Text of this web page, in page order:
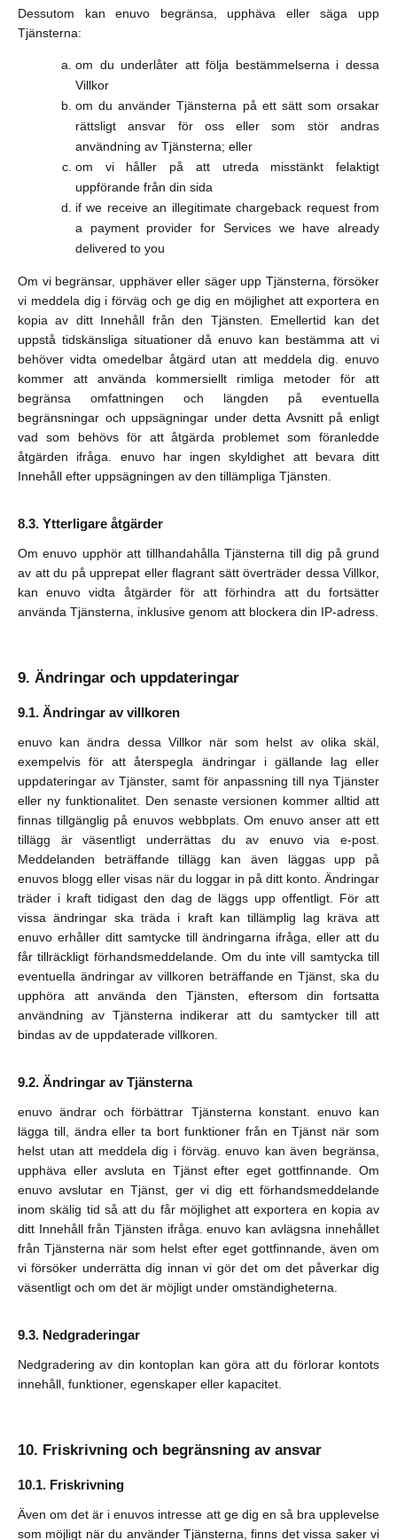
Dessutom kan enuvo begränsa, upphäva eller säga upp
Tjänsterna:
om du underlåter att följa bestämmelserna i dessa
Villkor
om du använder Tjänsterna på ett sätt som orsakar
rättsligt ansvar för oss eller som stör andras
användning av Tjänsterna; eller
om vi håller på att utreda misstänkt felaktigt
uppförande från din sida
if we receive an illegitimate chargeback request from
a payment provider for Services we have already
delivered to you
Om vi begränsar, upphäver eller säger upp Tjänsterna, försöker
vi meddela dig i förväg och ge dig en möjlighet att exportera en
kopia av ditt Innehåll från den Tjänsten. Emellertid kan det
uppstå tidskänsliga situationer då enuvo kan bestämma att vi
behöver vidta omedelbar åtgärd utan att meddela dig. enuvo
kommer att använda kommersiellt rimliga metoder för att
begränsa omfattningen och längden på eventuella
begränsningar och uppsägningar under detta Avsnitt på enligt
vad som behövs för att åtgärda problemet som föranledde
åtgärden ifråga. enuvo har ingen skyldighet att bevara ditt
Innehåll efter uppsägningen av den tillämpliga Tjänsten.
Ytterligare åtgärder
Om enuvo upphör att tillhandahålla Tjänsterna till dig på grund
av att du på upprepat eller flagrant sätt överträder dessa Villkor,
kan enuvo vidta åtgärder för att förhindra att du fortsätter
använda Tjänsterna, inklusive genom att blockera din IP-adress.
Ändringar och uppdateringar
Ändringar av villkoren
enuvo kan ändra dessa Villkor när som helst av olika skäl,
exempelvis för att återspegla ändringar i gällande lag eller
uppdateringar av Tjänster, samt för anpassning till nya Tjänster
eller ny funktionalitet. Den senaste versionen kommer alltid att
finnas tillgänglig på enuvos webbplats. Om enuvo anser att ett
tillägg är väsentligt underrättas du av enuvo via e-post.
Meddelanden beträffande tillägg kan även läggas upp på
enuvos blogg eller visas när du loggar in på ditt konto. Ändringar
träder i kraft tidigast den dag de läggs upp offentligt. För att
vissa ändringar ska träda i kraft kan tillämplig lag kräva att
enuvo erhåller ditt samtycke till ändringarna ifråga, eller att du
får tillräckligt förhandsmeddelande. Om du inte vill samtycka till
eventuella ändringar av villkoren beträffande en Tjänst, ska du
upphöra att använda den Tjänsten, eftersom din fortsatta
användning av Tjänsterna indikerar att du samtycker till att
bindas av de uppdaterade villkoren.
Ändringar av Tjänsterna
enuvo ändrar och förbättrar Tjänsterna konstant. enuvo kan
lägga till, ändra eller ta bort funktioner från en Tjänst när som
helst utan att meddela dig i förväg. enuvo kan även begränsa,
upphäva eller avsluta en Tjänst efter eget gottfinnande. Om
enuvo avslutar en Tjänst, ger vi dig ett förhandsmeddelande
inom skälig tid så att du får möjlighet att exportera en kopia av
ditt Innehåll från Tjänsten ifråga. enuvo kan avlägsna innehållet
från Tjänsterna när som helst efter eget gottfinnande, även om
vi försöker underrätta dig innan vi gör det om det påverkar dig
väsentligt och om det är möjligt under omständigheterna.
Nedgraderingar
Nedgradering av din kontoplan kan göra att du förlorar kontots
innehåll, funktioner, egenskaper eller kapacitet.
Friskrivning och begränsning av ansvar
Friskrivning
Även om det är i enuvos intresse att ge dig en så bra upplevelse
som möjligt när du använder Tjänsterna, finns det vissa saker vi